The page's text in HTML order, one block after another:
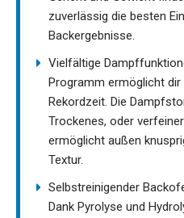
zuverlässig die besten
Backergebnisse.
Vielfältige
Programm ermöglicht
Rekordzeit. Die
Trockenes, oder
ermöglicht außen
Textur.
Selbstreinigender
Dank Pyrolyse und